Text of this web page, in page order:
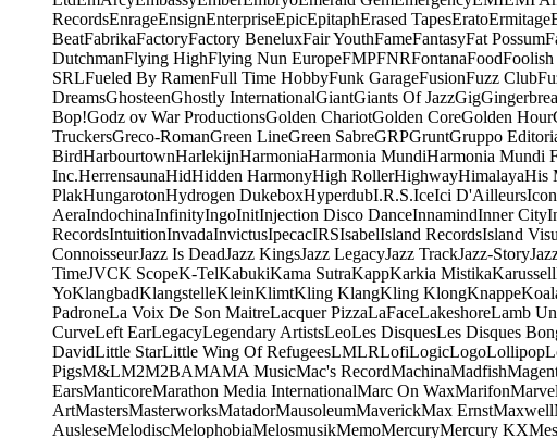
RecordsEnrageEnsignEnterpriseEpicEpitaphErased TapesEratoErmitage
BeatFabrikaFactoryFactory BeneluxFair YouthFameFantasyFat Possum
DutchmanFlying HighFlying Nun EuropeFMPFNRFontanaFood
SRLFueled By RamenFull Time HobbyFunk GarageFusionFuzz Club
DreamsGhosteenGhostly InternationalGiantGiants Of JazzGig
Bop!Godz ov War ProductionsGolden ChariotGolden CoreGolden Hour
TruckersGreco-RomanGreen LineGreen SabreGRPGruntGruppo
BirdHarbourtownHarlekijnHarmoniaHarmonia MundiHarmonia Mundi
Inc.HerrensaunaHidHidden HarmonyHigh RollerHighwayHimalayaHis
PlakHungarotonHydrogen DukeboxHyperdubI.R.S.IceIci D'Ailleurs
AeraIndochinaInfinityIngoInitInjection Disco DanceInnamindInner City
RecordsIntuitionInvadaInvictusIpecacIRSIsabelIsland RecordsIsland
ConnoisseurJazz Is DeadJazz KingsJazz LegacyJazz TrackJazz-Story
TimeJVCK ScopeK-TelKabukiKama SutraKappKarkia MistikaKarussell
YoKlangbadKlangstelleKleinKlimtKling KlangKling KlongKnappe
PadroneLa Voix De Son MaitreLacquer PizzaLaFaceLakeshoreLamb
CurveLeft EarLegacyLegendary ArtistsLeoLes DisquesLes Disques
DavidLittle StarLittle Wing Of RefugeesLMLRLofiLogicLogoLollipop
PigsM&LM2M2BAMAMA MusicMac's RecordMachinaMadfish
EarsManticoreMarathon Media InternationalMarc On WaxMarifonMarvel
ArtMastersMasterworksMatadorMausoleumMaverickMax ErnstMaxwell
AusleseMelodiscMelophobiaMelosmusikMemoMercuryMercury KX